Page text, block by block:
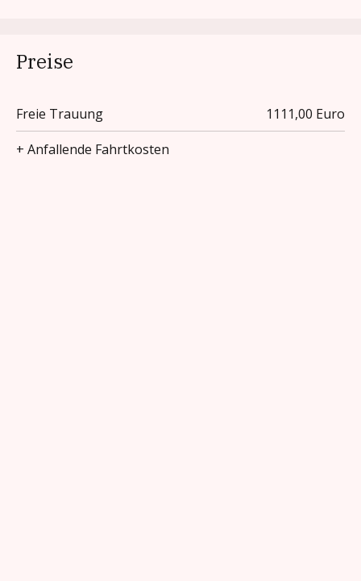
Preise
Freie Trauung
1111,00 Euro
+ Anfallende Fahrtkosten